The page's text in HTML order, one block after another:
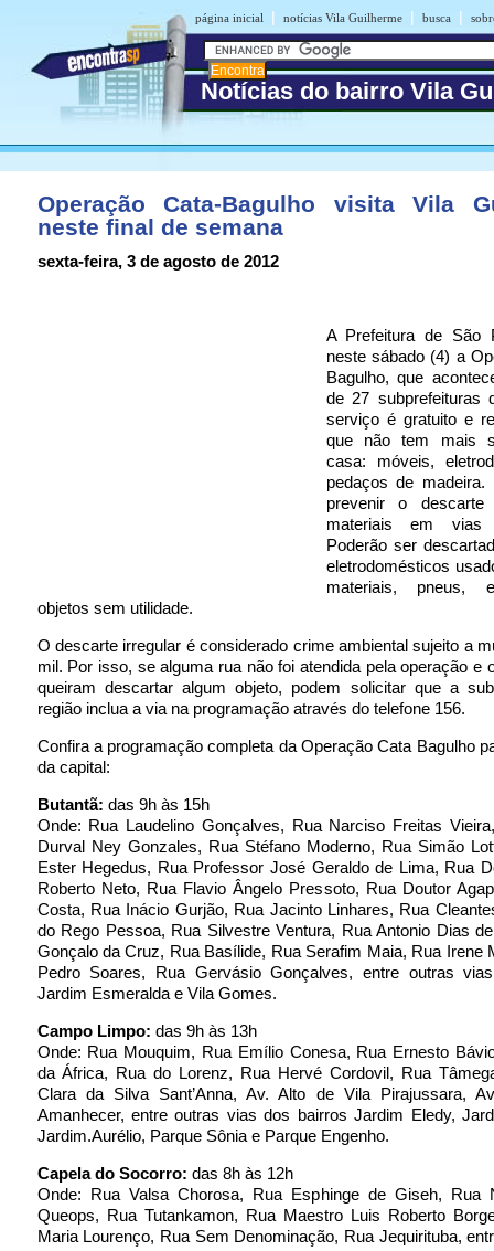
página inicial | notícias Vila Guilherme | busca |
Notícias do bairro Vila
Operação Cata-Bagulho visita Vila
neste final de semana
sexta-feira, 3 de agosto de 2012
A Prefeitura de São
neste sábado (4) a
Bagulho, que
de 27 subprefeituras
serviço é gratuito e
que não tem mais
casa: móveis,
pedaços de
prevenir o descarte
materiais em vias
Poderão ser
eletrodomésticos
materiais, pneus,
objetos sem utilidade.
O descarte irregular é considerado crime ambiental sujeito a
mil. Por isso, se alguma rua não foi atendida pela operação e
queiram descartar algum objeto, podem solicitar que a
região inclua a via na programação através do telefone 156.
Confira a programação completa da Operação Cata Bagulho
da capital:
Butantã: das 9h às 15h
Onde: Rua Laudelino Gonçalves, Rua Narciso Freitas
Durval Ney Gonzales, Rua Stéfano Moderno, Rua Simão
Ester Hegedus, Rua Professor José Geraldo de Lima, Rua
Roberto Neto, Rua Flavio Ângelo Pressoto, Rua Doutor
Costa, Rua Inácio Gurjão, Rua Jacinto Linhares, Rua
do Rego Pessoa, Rua Silvestre Ventura, Rua Antonio Dias
Gonçalo da Cruz, Rua Basílide, Rua Serafim Maia, Rua Irene
Pedro Soares, Rua Gervásio Gonçalves, entre outras
Jardim Esmeralda e Vila Gomes.
Campo Limpo: das 9h às 13h
Onde: Rua Mouquim, Rua Emílio Conesa, Rua Ernesto
da África, Rua do Lorenz, Rua Hervé Cordovil, Rua
Clara da Silva Sant’Anna, Av. Alto de Vila Pirajussara,
Amanhecer, entre outras vias dos bairros Jardim Eledy,
Jardim.Aurélio, Parque Sônia e Parque Engenho.
Capela do Socorro: das 8h às 12h
Onde: Rua Valsa Chorosa, Rua Esphinge de Giseh, Rua
Queops, Rua Tutankamon, Rua Maestro Luis Roberto
Maria Lourenço, Rua Sem Denominação, Rua Jequirituba,